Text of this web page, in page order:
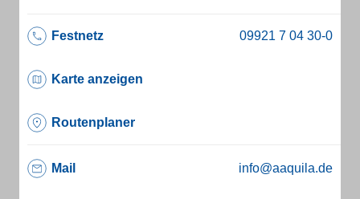
Festnetz
Karte anzeigen
Routenplaner
Mail info@aaquila.de